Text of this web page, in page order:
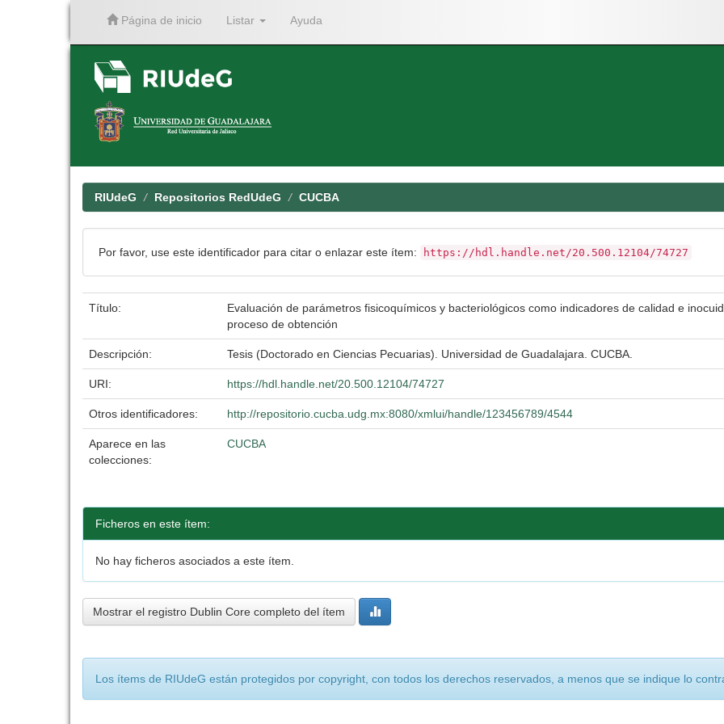
Página de inicio Listar Ayuda
RIUdeG Repositorios RedUdeG CUCBA
Por favor, use este identificador para citar o enlazar este ítem: https://hdl.handle.net/20.500.12104/74727
Título:
Evaluación de parámetros fisicoquímicos y bacteriológicos como indicadores de calidad e
proceso de obtención
Descripción: Tesis (Doctorado en Ciencias Pecuarias). Universidad de Guadalajara. CUCBA.
URI: https://hdl.handle.net/20.500.12104/74727
Otros identificadores: http://repositorio.cucba.udg.mx:8080/xmlui/handle/123456789/4544
Aparece en las
colecciones:
CUCBA
Ficheros en este ítem:
No hay ficheros asociados a este ítem.
Mostrar el registro Dublin Core completo del ítem
Los ítems de RIUdeG están protegidos por copyright, con todos los derechos reservados, a menos que se indique lo